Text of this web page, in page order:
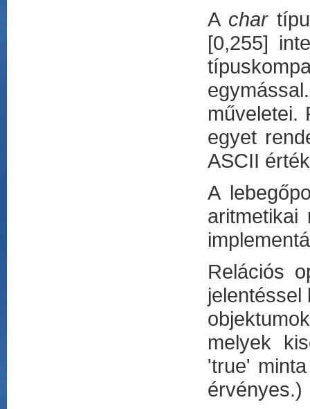
A char
[0,255]
műveletei.
egyet
ASCII
A
aritmetikai
Relációs
jelentéssel
melyek
'true'
érvényes.)